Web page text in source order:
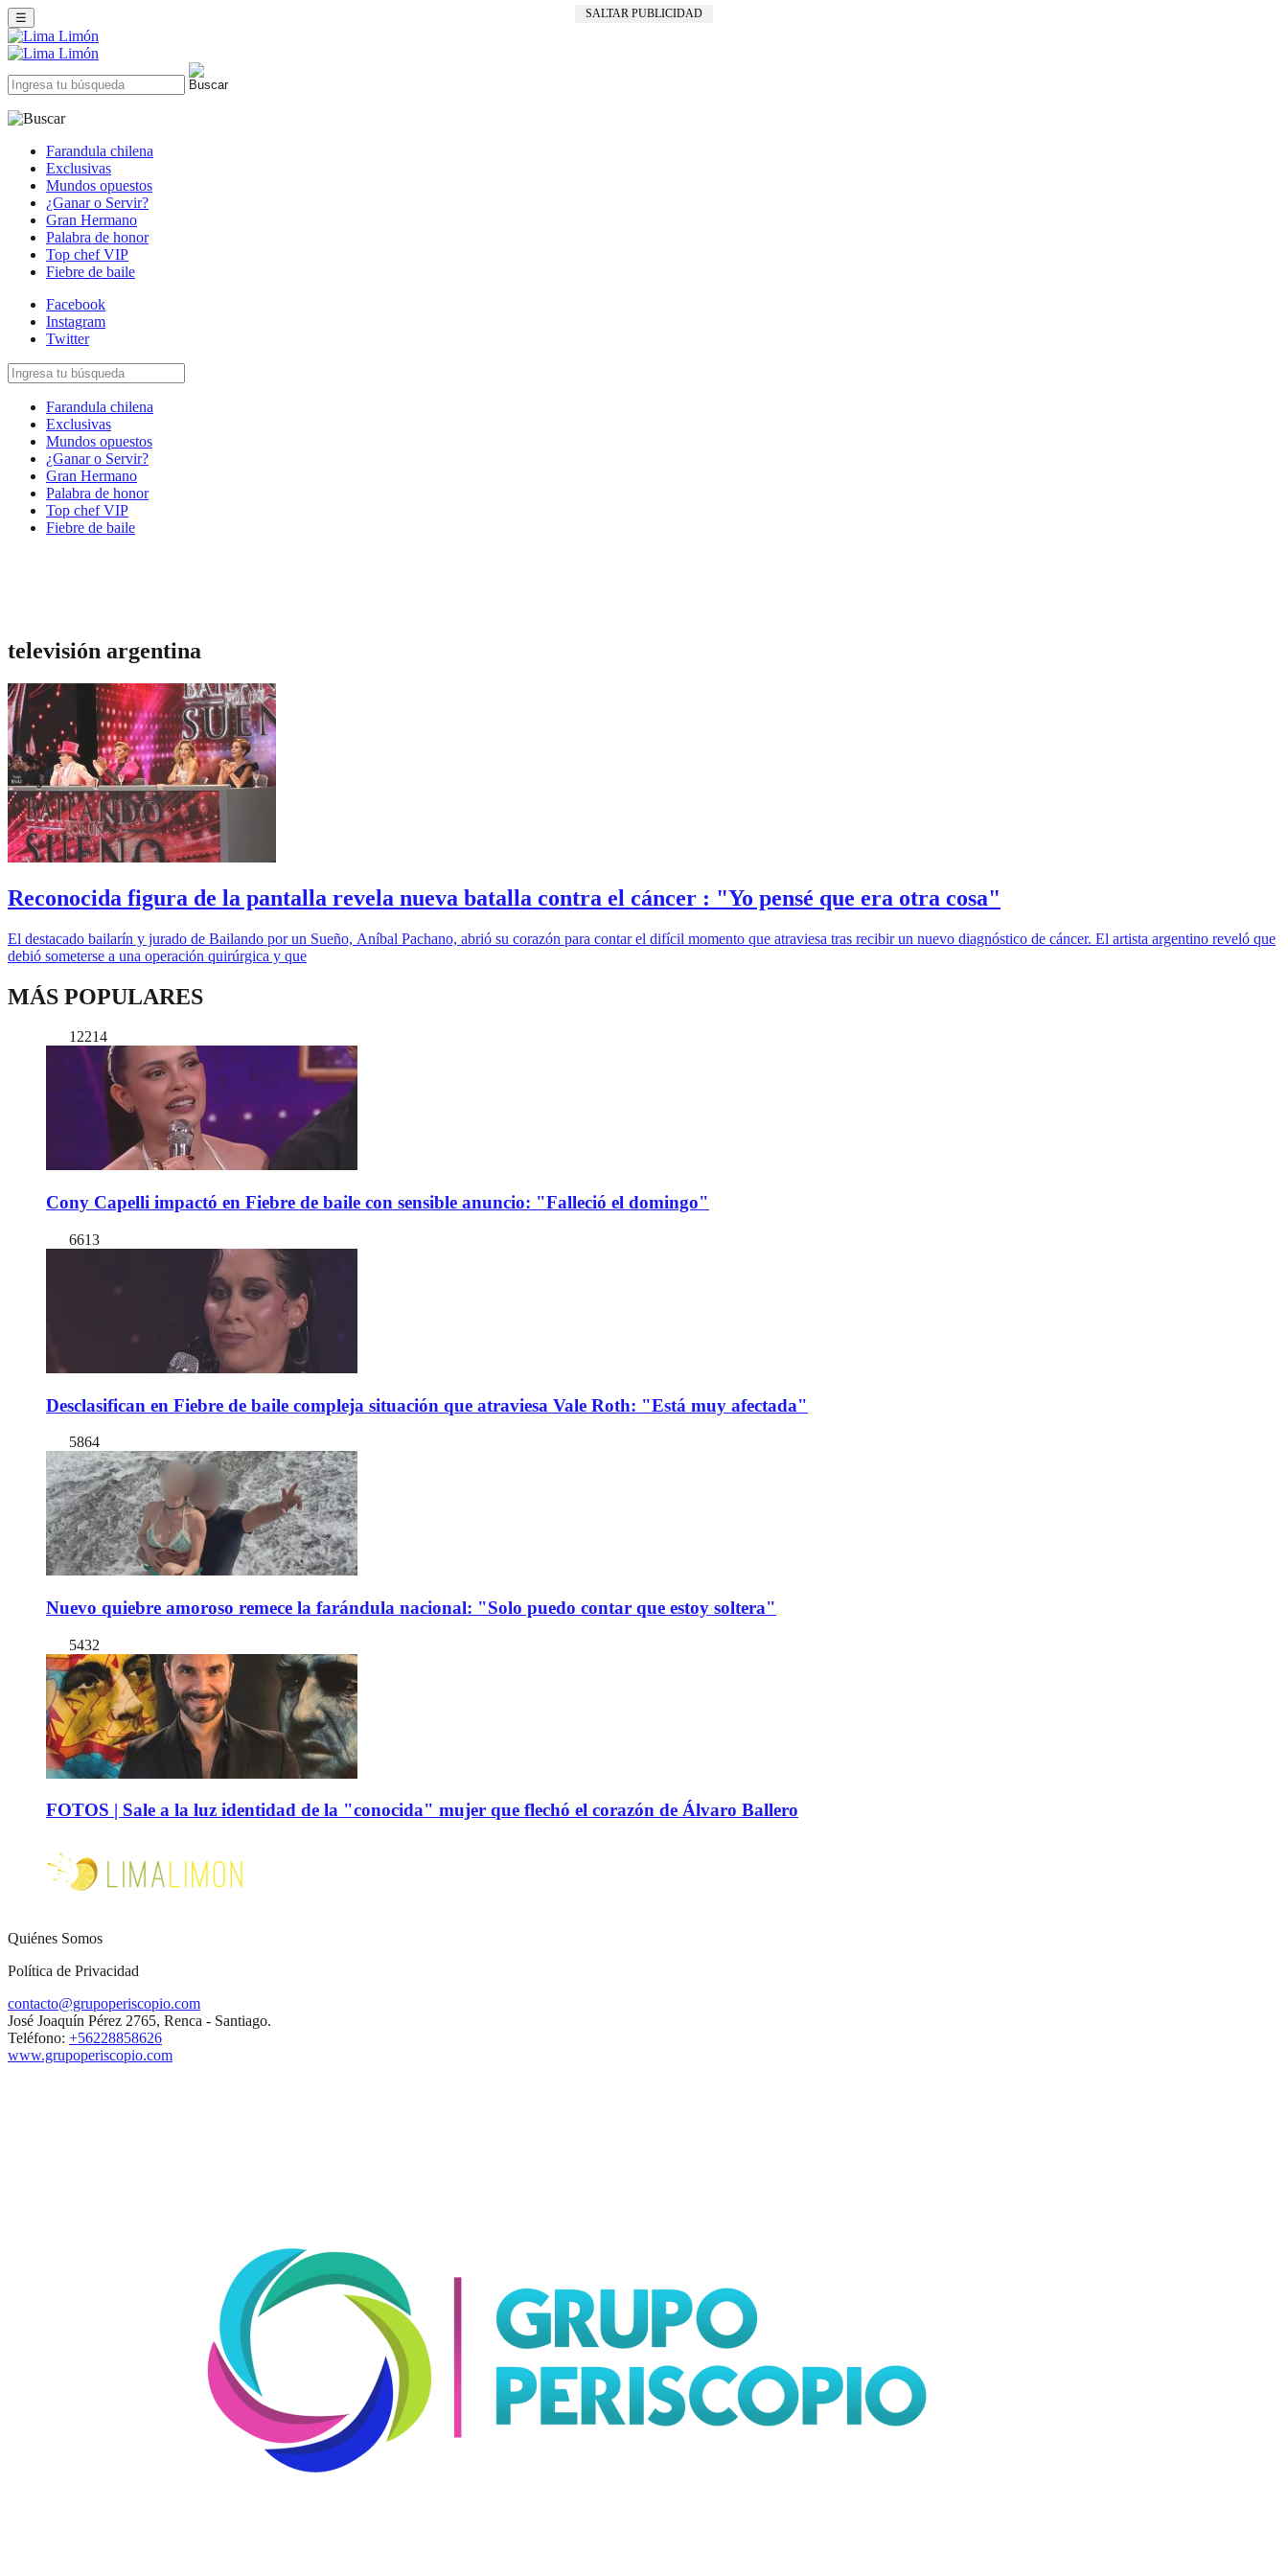
SALTAR PUBLICIDAD
☰
Farandula chilena
Exclusivas
Mundos opuestos
¿Ganar o Servir?
Gran Hermano
Palabra de honor
Top chef VIP
Fiebre de baile
Facebook
Instagram
Twitter
Farandula chilena
Exclusivas
Mundos opuestos
¿Ganar o Servir?
Gran Hermano
Palabra de honor
Top chef VIP
Fiebre de baile
televisión argentina
Reconocida figura de la pantalla revela nueva batalla contra el cáncer : "Yo pensé que era otra cosa"
El destacado bailarín y jurado de Bailando por un Sueño, Aníbal Pachano, abrió su corazón para contar el difícil momento que atraviesa tras recibir un nuevo diagnóstico de cáncer. El artista argentino reveló que
debió someterse a una operación quirúrgica y que
MÁS POPULARES
12214
Cony Capelli impactó en Fiebre de baile con sensible anuncio: "Falleció el domingo"
6613
Desclasifican en Fiebre de baile compleja situación que atraviesa Vale Roth: "Está muy afectada"
5864
Nuevo quiebre amoroso remece la farándula nacional: "Solo puedo contar que estoy soltera"
5432
FOTOS | Sale a la luz identidad de la "conocida" mujer que flechó el corazón de Álvaro Ballero
Quiénes Somos
Política de Privacidad
contacto@grupoperiscopio.com
José Joaquín Pérez 2765, Renca - Santiago.
Teléfono: +56228858626
www.grupoperiscopio.com